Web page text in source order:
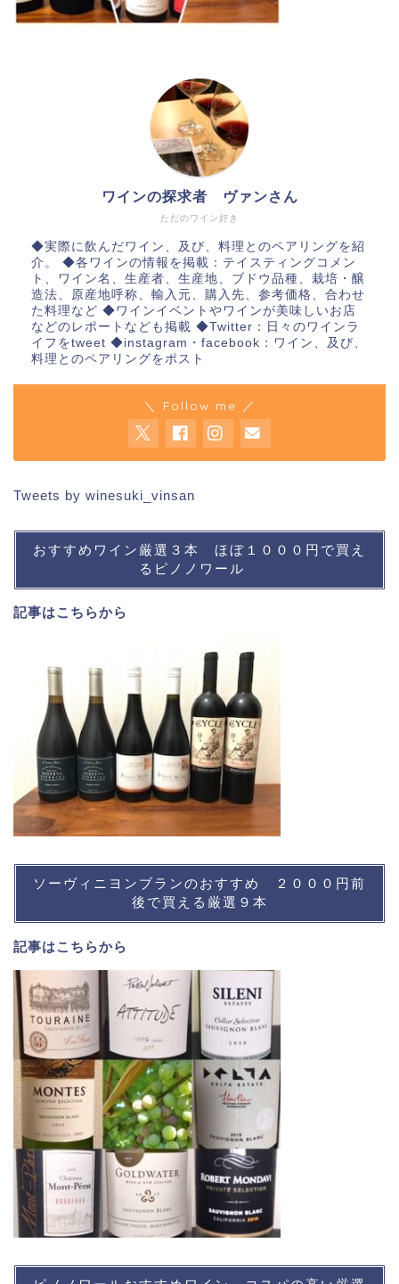
ただのワイン好き
ワインの探求者 ヴァンさん
◆実際に飲んだワイン、及び、料理とのペアリングを紹
介。 ◆各ワインの情報を掲載：テイスティングコメン
ト、ワイン名、生産者、生産地、ブドウ品種、栽培・醸
造法、原産地呼称、輸入元、購入先、参考価格、合わせ
た料理など ◆ワインイベントやワインが美味しいお店
などのレポートなども掲載 ◆Twitter：日々のワインラ
イフをtweet ◆instagram・facebook：ワイン、及び、
料理とのペアリングをポスト
＼ Follow me ／
Tweets by winesuki_vinsan
おすすめワイン厳選３本 ほぼ１０００円で買え
るピノノワール
記事はこちらから
ソーヴィニヨンブランのおすすめ ２０００円前
後で買える厳選９本
記事はこちらから